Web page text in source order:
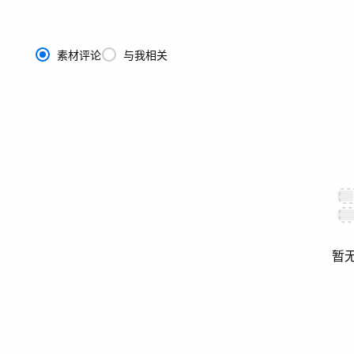
素材评论 与我相关
暂